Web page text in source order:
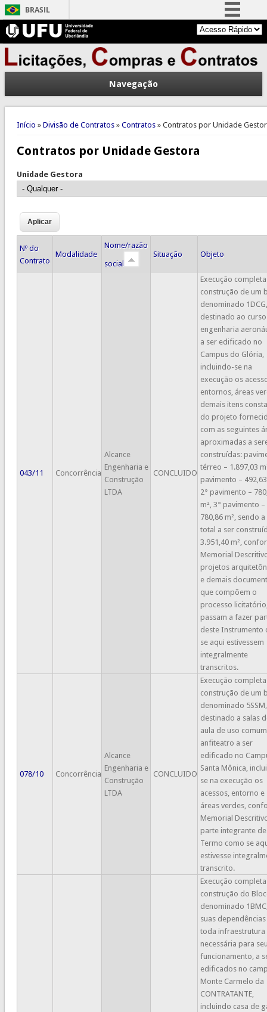
BRASIL
Simplifique!
Comunica BR
Participe
Acesso à informação
Legislação
Canais
Navegação
Você está aqui
Início » Divisão de Contratos» Contratos» Contratos por Unidade
Contratos por Unidade Gestora
Unidade Gestora
Nº do
Contrato
Modalidade
Nome/razão
social
Situação Objeto
043/11 Concorrência
Alcance
Engenharia e
Construção
LTDA
CONCLUIDO
Execução
construção de um
denominado 1DCG,
destinado ao
engenharia
a ser edificado no
Campus do Glória,
incluindo-se na
execução os
entornos, áreas
demais itens
do projeto
com as seguintes
aproximadas a
construídas:
térreo – 1.897,03
pavimento –
2° pavimento –
m², 3° pavimento –
780,86 m², sendo
total a ser
3.951,40 m²,
Memorial
projetos
e demais
que compõem o
processo
passam a fazer
deste Instrumento
se aqui estivessem
integralmente
transcritos.
078/10 Concorrência
Alcance
Engenharia e
Construção
LTDA
CONCLUIDO
Execução
construção de um
denominado 5SSM,
destinado a salas
aula de uso
anfiteatro a ser
edificado no
Santa Mônica,
se na execução os
acessos, entorno e
áreas verdes,
Memorial
parte integrante
Termo como se
estivesse
transcrito.
Execução
construção do
denominado
suas dependências
toda infraestrutura
necessária para
funcionamento, a
edificados no
Monte Carmelo da
CONTRATANTE,
incluindo casa de